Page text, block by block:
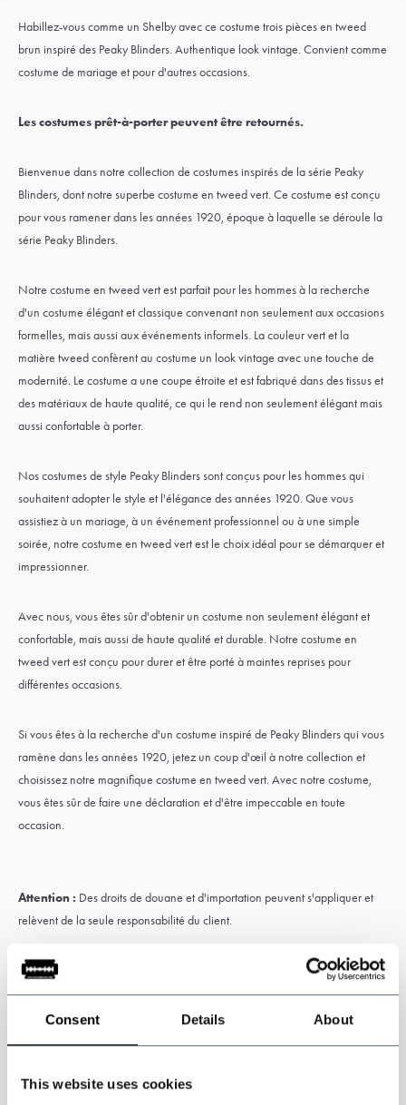
Consent Details About
This website uses cookies
Habillez-vous comme un Shelby avec ce costume trois pièces en tweed
brun inspiré des Peaky Blinders. Authentique look vintage. Convient comme
costume de mariage et pour d'autres occasions.
Les costumes prêt-à-porter peuvent être retournés.
Bienvenue dans notre collection de costumes inspirés de la série Peaky
Blinders, dont notre superbe costume en tweed vert. Ce costume est conçu
pour vous ramener dans les années 1920, époque à laquelle se déroule la
série Peaky Blinders.
Notre costume en tweed vert est parfait pour les hommes à la recherche
d'un costume élégant et classique convenant non seulement aux occasions
formelles, mais aussi aux événements informels. La couleur vert et la
matière tweed confèrent au costume un look vintage avec une touche de
modernité. Le costume a une coupe étroite et est fabriqué dans des tissus et
des matériaux de haute qualité, ce qui le rend non seulement élégant mais
aussi confortable à porter.
Nos costumes de style Peaky Blinders sont conçus pour les hommes qui
souhaitent adopter le style et l'élégance des années 1920. Que vous
assistiez à un mariage, à un événement professionnel ou à une simple
soirée, notre costume en tweed vert est le choix idéal pour se démarquer et
impressionner.
Avec nous, vous êtes sûr d'obtenir un costume non seulement élégant et
confortable, mais aussi de haute qualité et durable. Notre costume en
tweed vert est conçu pour durer et être porté à maintes reprises pour
différentes occasions.
Si vous êtes à la recherche d'un costume inspiré de Peaky Blinders qui vous
ramène dans les années 1920, jetez un coup d'œil à notre collection et
choisissez notre magnifique costume en tweed vert. Avec notre costume,
vous êtes sûr de faire une déclaration et d'être impeccable en toute
occasion.
Attention : Des droits de douane et d'importation peuvent s'appliquer et
relèvent de la seule responsabilité du client.
Caractéristiques
Veste trois pièces, gilet et pantalon.
Costume 3 pièces en tweed Windowpane.
Couleur : vert